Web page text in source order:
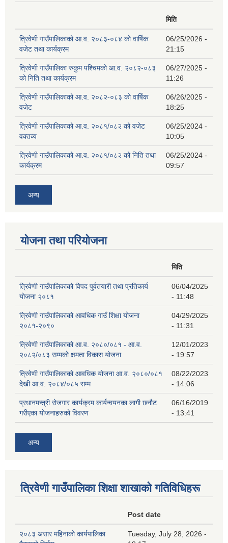
मिति
त्रिवेणी गाउँपालिकाको आ.व. २०८३-०८४ को वार्षिक
वजेट तथा कार्यक्रम
06/25/2026 -
21:15
त्रिवेणी गाउँपालिका रुकुम पश्‍चिमको आ.व. २०८२-०८३
को निति तथा कार्यक्रम
06/27/2025 -
11:26
त्रिवेणी गाउँपालिकाको आ.व. २०८२-०८३ को वार्षिक
वजेट
06/26/2025 -
18:25
त्रिवेणी गाउँपालिकाको आ.व. २०८१/०८२ को वजेट
वक्तव्य
06/25/2024 -
10:05
त्रिवेणी गाउँपालिकाको आ.व. २०८१/०८२ को निति तथा
कार्यक्रम
06/25/2024 -
09:57
अन्य
योजना तथा परियोजना
मिति
त्रिवेणी गाउँपालिकाको विपद पुर्वतयारी तथा प्रतिकार्य
योजना २०८१
06/04/2025
- 11:48
त्रिवेणी गाउँपालिकाको आवधिक गाउँ शिक्षा योजना
२०८१-२०९०
04/29/2025
- 11:31
त्रिवेणी गाउँपालिकाको आ.व. २०८०/०८१ - आ.व.
२०८२/०८३ सम्मको क्षमता विकास योजना
12/01/2023
- 19:57
त्रिवेणी गाउँपालिकाको आवधिक योजना आ.व. २०८०/०८१
देखी आ.व. २०८४/०८५ सम्म
08/22/2023
- 14:06
प्रधानमन्त्री रोजगार कार्यक्रम कार्यन्वयनका लागी छनौट
गरीएका योजनाहरुको विवरण
06/16/2019
- 13:41
अन्य
त्रिवेणी गाउँपालिका शिक्षा शाखाकाे गतिविधिहरू
Post date
२०८३ असार महिनाको कार्यपालिका
Tuesday, July 28, 2026 -